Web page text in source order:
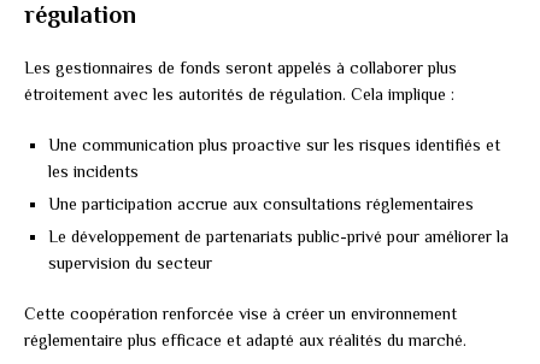
régulation
Les gestionnaires de fonds seront appelés à collaborer plus
étroitement avec les autorités de régulation. Cela implique :
Une communication plus proactive sur les risques identifiés et
les incidents
Une participation accrue aux consultations réglementaires
Le développement de partenariats public-privé pour améliorer la
supervision du secteur
Cette coopération renforcée vise à créer un environnement
réglementaire plus efficace et adapté aux réalités du marché.